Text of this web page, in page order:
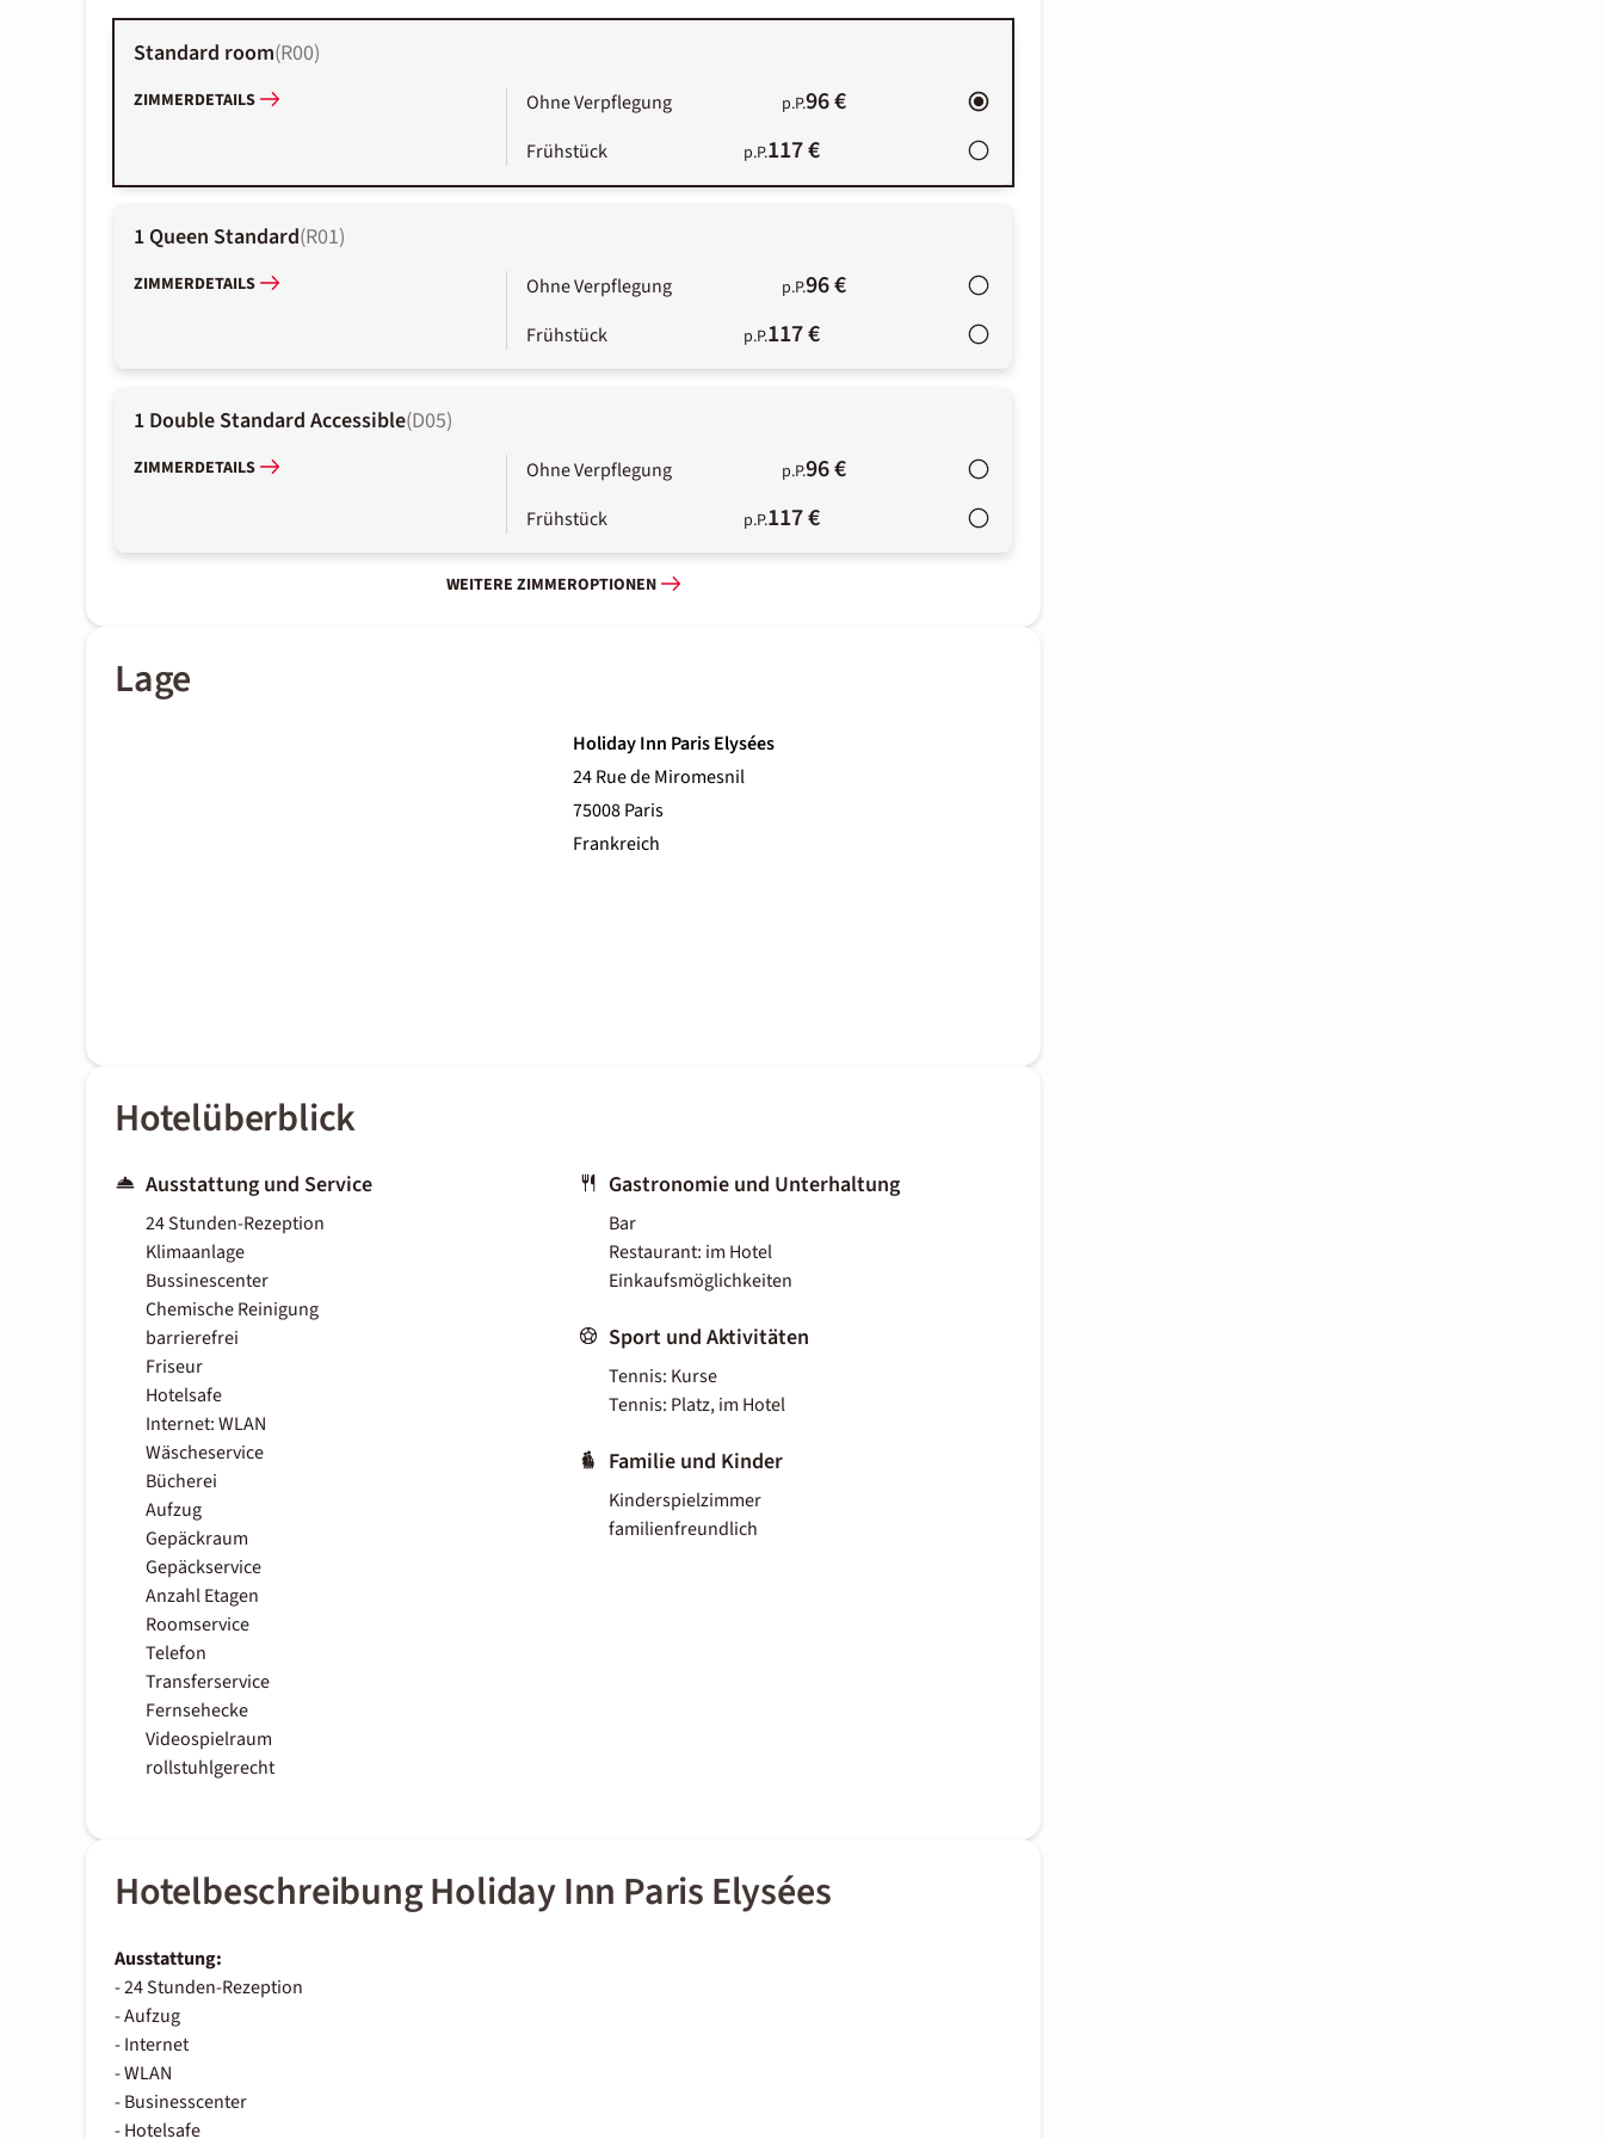
Standard room(R00)
ZIMMERDETAILS Ohne Verpflegung p.P.96 €
Frühstück p.P.117 €
1 Queen Standard(R01)
ZIMMERDETAILS Ohne Verpflegung p.P.96 €
Frühstück p.P.117 €
1 Double Standard Accessible(D05)
ZIMMERDETAILS Ohne Verpflegung p.P.96 €
Frühstück p.P.117 €
WEITERE ZIMMEROPTIONEN
Lage
Holiday Inn Paris Elysées
24 Rue de Miromesnil
75008 Paris
Frankreich
Hotelüberblick
Ausstattung und Service
24 Stunden-Rezeption
Klimaanlage
Bussinescenter
Chemische Reinigung
barrierefrei
Friseur
Hotelsafe
Internet: WLAN
Wäscheservice
Bücherei
Aufzug
Gepäckraum
Gepäckservice
Anzahl Etagen
Roomservice
Telefon
Transferservice
Fernsehecke
Videospielraum
rollstuhlgerecht
Gastronomie und Unterhaltung
Bar
Restaurant: im Hotel
Einkaufsmöglichkeiten
Sport und Aktivitäten
Tennis: Kurse
Tennis: Platz, im Hotel
Familie und Kinder
Kinderspielzimmer
familienfreundlich
Hotelbeschreibung Holiday Inn Paris Elysées
Ausstattung:
- 24 Stunden-Rezeption
- Aufzug
- Internet
- WLAN
- Businesscenter
- Hotelsafe